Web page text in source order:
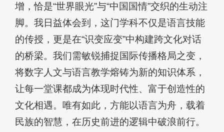
增，恰是“世界眼光”与“中国国情”交织的生动注
脚。我日益体会到，这门学科不仅是语言技能
的传授，更是在“识变应变”中构建跨文化对话
的桥梁。我们需敏锐捕捉国际传播格局之变，
将数字人文与语言教学熔铸为新的知识体系，
让每一堂课都成为体现时代性、富于创造性的
文化相遇。唯有如此，方能以语言为舟，载着
民族的智慧，在历史前进的逻辑中破浪前行。